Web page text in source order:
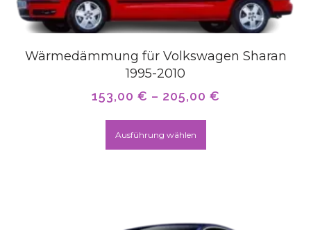
Wärmedämmung für Volkswagen Sharan
1995-2010
153,00 € – 205,00 €
Ausführung wählen